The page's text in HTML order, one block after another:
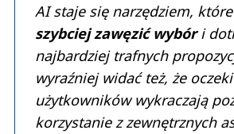
AI staje się narzędziem, które
szybciej zawęzić wybóri
najbardziej trafnych
wyraźniej widać też, że
użytkowników wykraczają
korzystanie z zewnętrznych